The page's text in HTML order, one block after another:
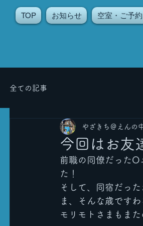
TOP お知らせ 空室・ご予約
全ての記事
今回はお友
やざきち＠えんの
前職の同僚だったO
た！
そして、同宿だっ
ま、そんな歳です
モリモトさまもま